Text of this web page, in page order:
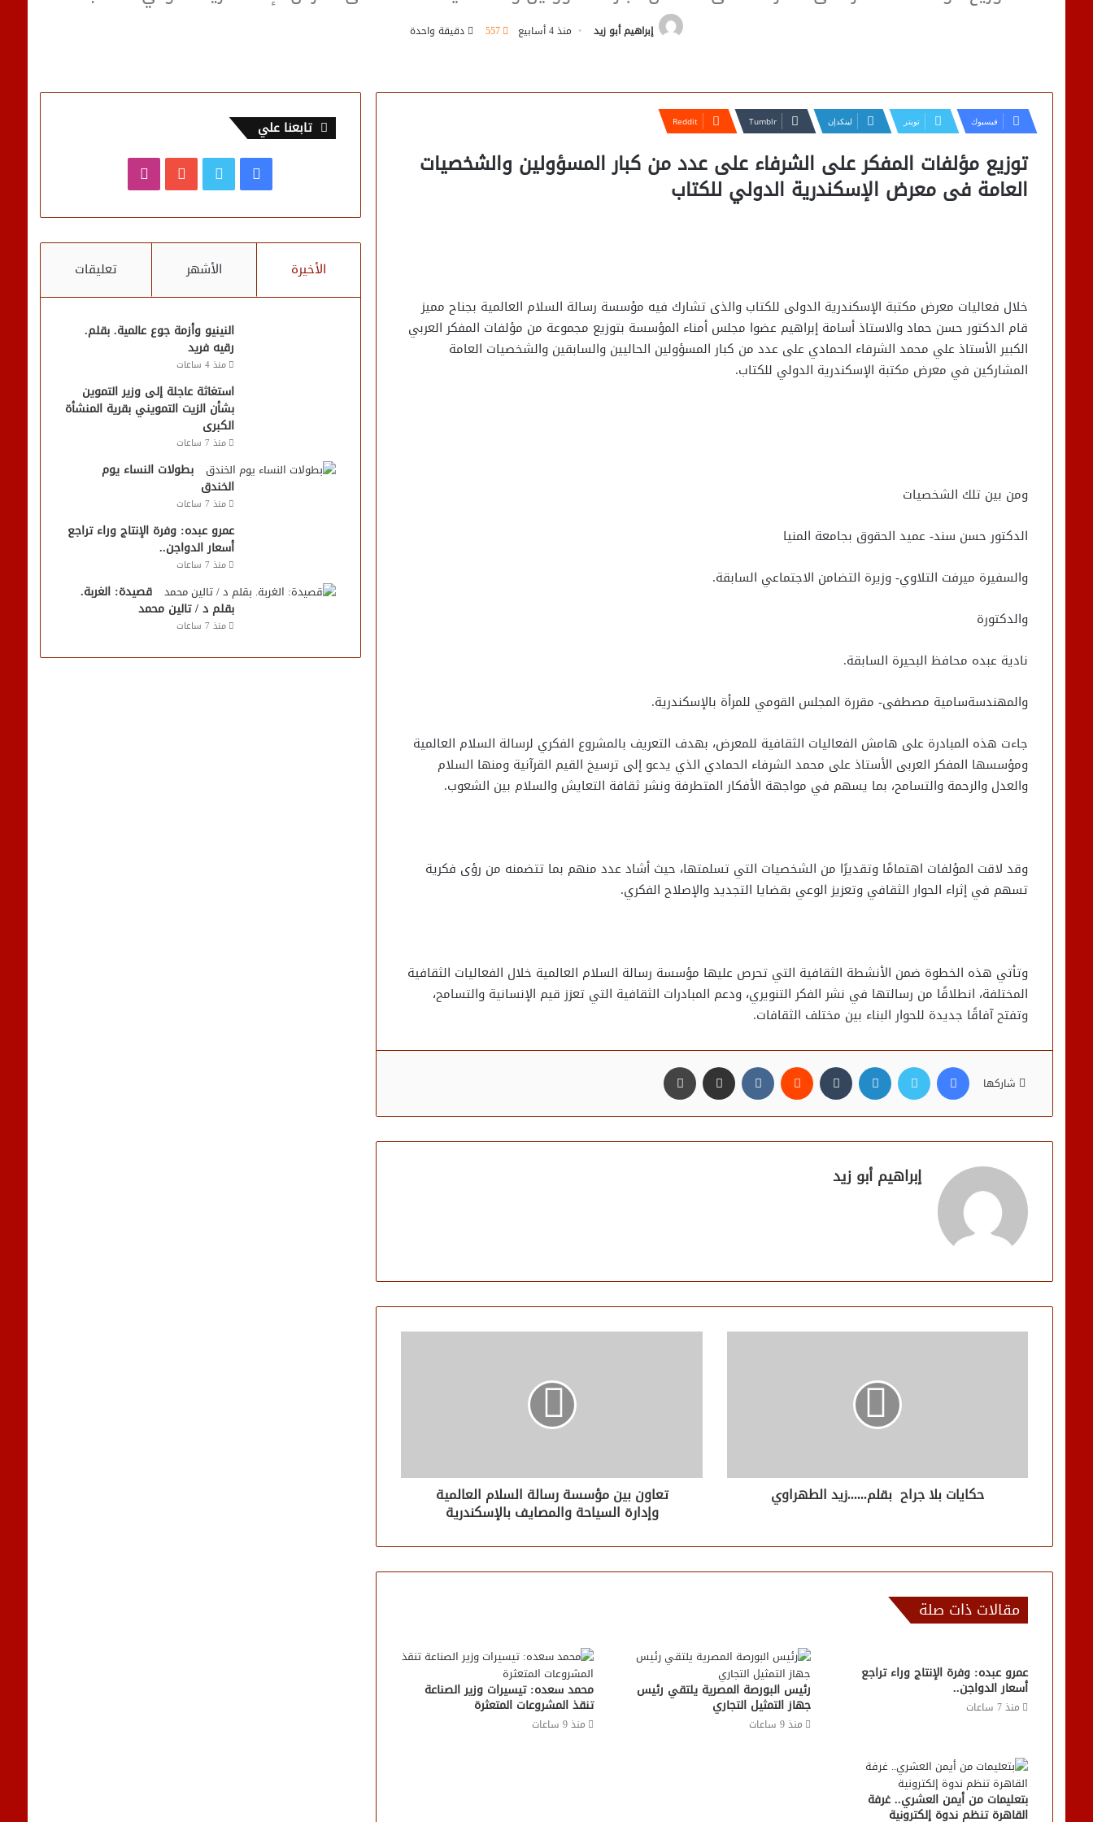
إبراهيم أبو زيد منذ 4 أسابيع 557 دقيقة واحدة
فيسبوك تويتر لينكدإن
توزيع مؤلفات المفكر على الشرفاء على عدد من كبار المسؤولين والشخصيات
العامة فى معرض الإسكندرية الدولي للكتاب
خلال فعاليات معرض مكتبة الإسكندرية الدولى للكتاب والذى تشارك فيه مؤسسة رسالة السلام العالمية بجناح مميز
قام الدكتور حسن حماد والاستاذ أسامة إبراهيم عضوا مجلس أمناء المؤسسة بتوزيع مجموعة من مؤلفات المفكر العربي
الكبير الأستاذ علي محمد الشرفاء الحمادي على عدد من كبار المسؤولين الحاليين والسابقين والشخصيات العامة
المشاركين في معرض مكتبة الإسكندرية الدولي للكتاب.
ومن بين تلك الشخصيات
الدكتور حسن سند- عميد الحقوق بجامعة المنيا
والسفيرة ميرفت التلاوي- وزيرة التضامن الاجتماعي السابقة.
والدكتورة
نادية عبده محافظ البحيرة السابقة.
والمهندسةسامية مصطفى- مقررة المجلس القومي للمرأة بالإسكندرية.
جاءت هذه المبادرة على هامش الفعاليات الثقافية للمعرض، بهدف التعريف بالمشروع الفكري لرسالة السلام العالمية
ومؤسسها المفكر العربى الأستاذ على محمد الشرفاء الحمادي الذي يدعو إلى ترسيخ القيم القرآنية ومنها السلام
والعدل والرحمة والتسامح، بما يسهم في مواجهة الأفكار المتطرفة ونشر ثقافة التعايش والسلام بين الشعوب.
وقد لاقت المؤلفات اهتمامًا وتقديرًا من الشخصيات التي تسلمتها، حيث أشاد عدد منهم بما تتضمنه من رؤى فكرية
تسهم في إثراء الحوار الثقافي وتعزيز الوعي بقضايا التجديد والإصلاح الفكري.
وتأتي هذه الخطوة ضمن الأنشطة الثقافية التي تحرص عليها مؤسسة رسالة السلام العالمية خلال الفعاليات الثقافية
المختلفة، انطلاقًا من رسالتها في نشر الفكر التنويري، ودعم المبادرات الثقافية التي تعزز قيم الإنسانية والتسامح،
وتفتح آفاقًا جديدة للحوار البناء بين مختلف الثقافات.
شاركها
فيسبوك تويتر لينكدإن مشاركة عبر البريد
إبراهيم أبو زيد
حكايات بلا جراح بقلم......زيد الطهراوي تعاون بين مؤسسة رسالة السلام العالمية
وإدارة السياحة والمصايف بالإسكندرية
مقالات ذات صلة
عمرو عبده: وفرة الإنتاج وراء تراجع
أسعار الدواجن..
منذ 7 ساعات
رئيس البورصة المصرية يلتقي رئيس
جهاز التمثيل التجاري
منذ 9 ساعات
محمد سعده: تيسيرات وزير الصناعة
تنقذ المشروعات المتعثرة
منذ 9 ساعات
بتعليمات من أيمن العشري.. غرفة
القاهرة تنظم ندوة إلكترونية
تابعنا علي
فيسبوك يوتيوب
الأخيرة الأشهر تعليقات
النينيو وأزمة جوع عالمية. بقلم.
رقيه فريد
منذ 4 ساعات
استغاثة عاجلة إلى وزير التموين
بشأن الزيت التمويني بقرية المنشأة
الكبرى
منذ 7 ساعات
بطولات النساء يوم
الخندق
منذ 7 ساعات
عمرو عبده: وفرة الإنتاج وراء تراجع
أسعار الدواجن..
منذ 7 ساعات
قصيدة: الغربة.
بقلم د / تالين محمد
منذ 7 ساعات